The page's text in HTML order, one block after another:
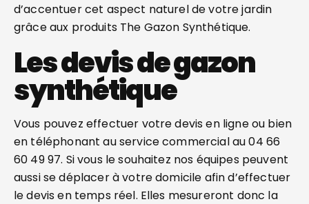
d’accentuer cet aspect naturel de votre jardin
grâce aux produits The Gazon Synthétique.
Les devis de gazon
synthétique
Vous pouvez effectuer votre devis en ligne ou bien
en téléphonant au service commercial au 04 66
60 49 97. Si vous le souhaitez nos équipes peuvent
aussi se déplacer à votre domicile afin d’effectuer
le devis en temps réel. Elles mesureront donc la